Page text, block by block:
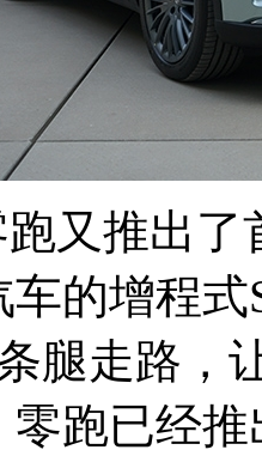
跑又推出了
的增程
腿走路，
跑已经